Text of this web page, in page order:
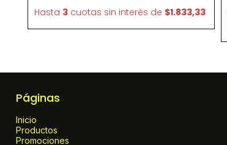
Hasta 3 cuotas sin interés de $1.833,33
Páginas
Inicio
Productos
Promociones